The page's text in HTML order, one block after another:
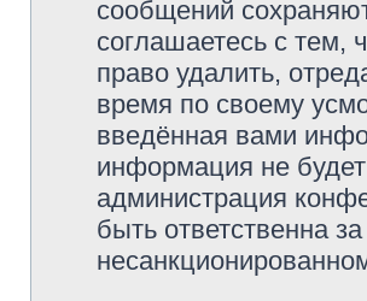
сообщений
соглашаетесь с тем,
право удалить,
время по своему
введённая вами
информация не
администрация
быть ответственна